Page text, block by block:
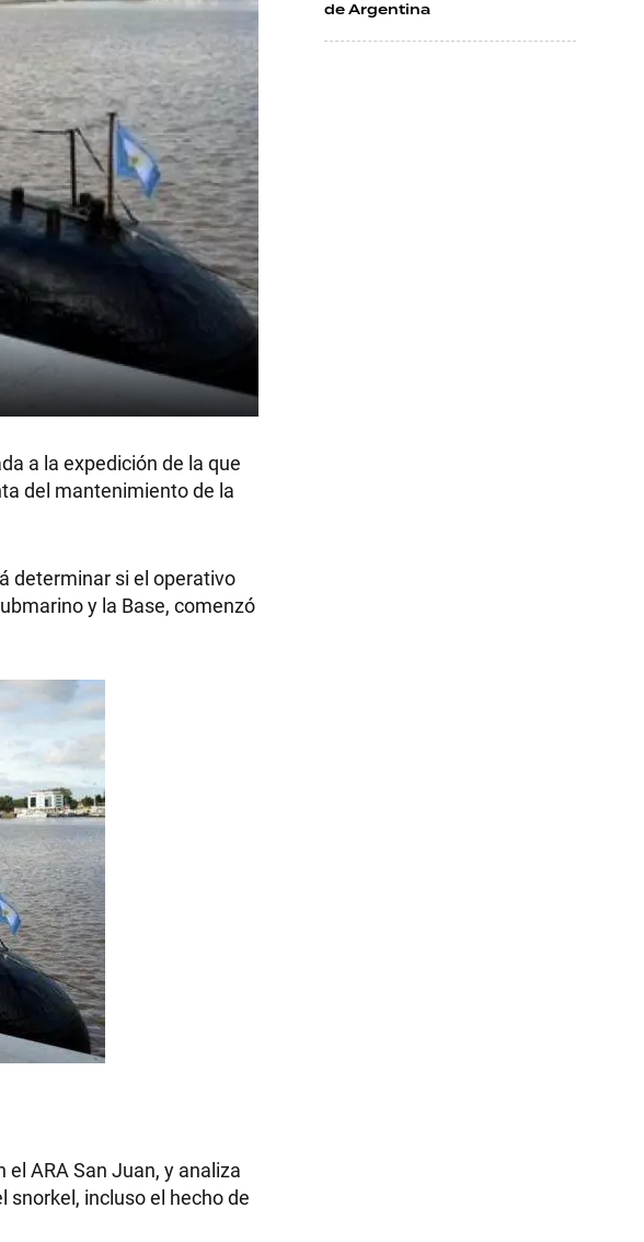
a la expedición de la que
del mantenimiento de la
determinar si el operativo
y la Base, comenzó
ARA San Juan, y analiza
snorkel, incluso el hecho de
de Argentina